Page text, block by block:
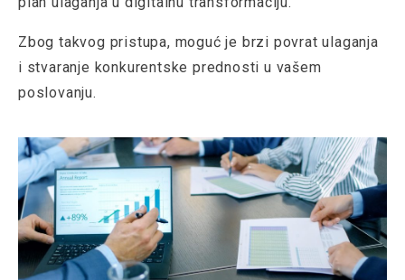
Zbog takvog pristupa, moguć je brzi povrat ulaganja
i stvaranje konkurentske prednosti u vašem
poslovanju.